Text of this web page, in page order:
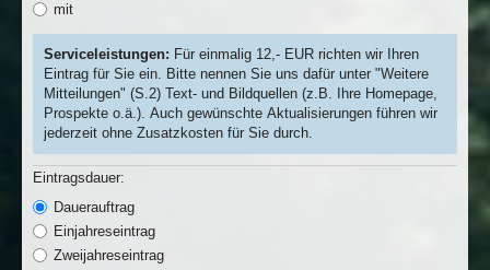
mit
Serviceleistungen: Für einmalig 12,- EUR richten wir Ihren
Eintrag für Sie ein. Bitte nennen Sie uns dafür unter "Weitere
Mitteilungen" (S.2) Text- und Bildquellen (z.B. Ihre Homepage,
Prospekte o.ä.). Auch gewünschte Aktualisierungen führen wir
jederzeit ohne Zusatzkosten für Sie durch.
Eintragsdauer:
Dauerauftrag
Einjahreseintrag
Zweijahreseintrag